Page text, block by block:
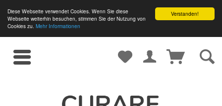
Verstanden!
Diese Webseite verwendet Cookies. Wenn Sie diese
Webseite weiterhin besuchen, stimmen Sie der Nutzung von
Cookies zu. Mehr Informationen